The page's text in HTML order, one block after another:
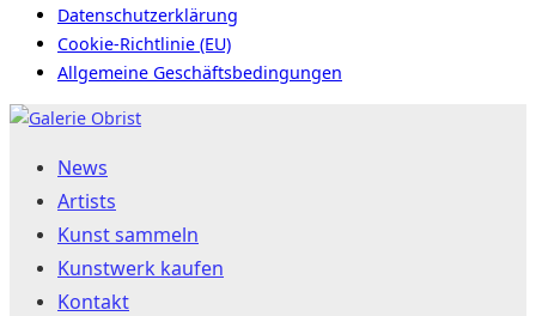
Datenschutzerklärung
Cookie-Richtlinie (EU)
Allgemeine Geschäftsbedingungen
Zum
springenNews
Artists
Kunst sammeln
Kunstwerk kaufen
Kontakt